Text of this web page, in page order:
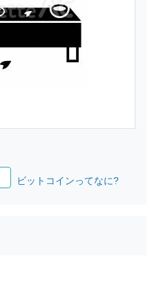
ビットコインってなに?